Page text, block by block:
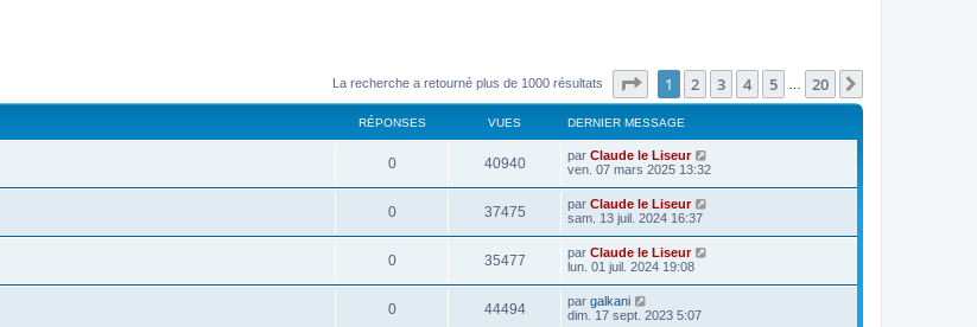
La recherche a retourné plus de 1000 résultats Page sur20
1 2 3 4 5 20
RÉPONSES VUES DERNIER MESSAGE
0 40940 par Claude le Liseur
ven. 07 mars 2025 13:32
0 37475 par Claude le Liseur
sam. 13 juil. 2024 16:37
0 35477 par Claude le Liseur
lun. 01 juil. 2024 19:08
0 44494 par galkani
dim. 17 sept. 2023 5:07